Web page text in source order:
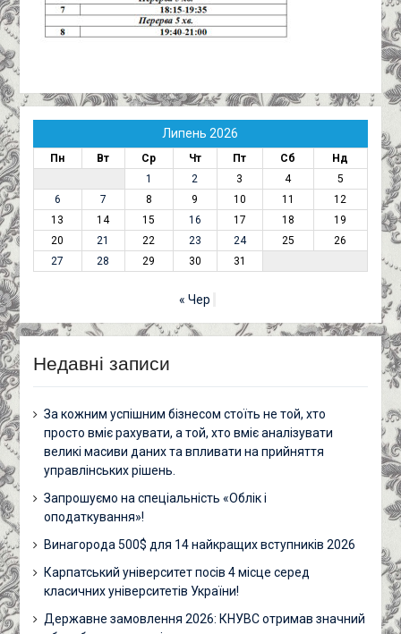
Липень 2026
Пн Вт Ср Чт Пт Сб
Нд
1
2 3 4
5
6
7 8 9 10 11
12
13
14 15 16 17 18
19
20
21 22 23 24 25
26
27
28 29 30 31
« Чер
Недавні записи
За кожним успішним бізнесом стоїть не той, хто
просто вміє рахувати, а той, хто вміє аналізувати
великі масиви даних та впливати на прийняття
управлінських рішень.
Запрошуємо на спеціальність «Облік і
оподаткування»!
Винагорода 500$ для 14 найкращих вступників 2026
Карпатський університет посів 4 місце серед
класичних університетів України!
Державне замовлення 2026: КНУВС отримав значний